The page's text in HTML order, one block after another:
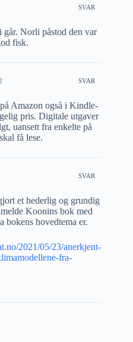
SVAR
Norli påstod den var
fisk.
SVAR
Amazon også i Kindle-
pris. Digitale utgaver
uansett fra enkelte på
få lese.
SVAR
et hederlig og grundig
Koonins bok med
bokens hovedtema er.
2021/05/23/anerkjent-
fra-